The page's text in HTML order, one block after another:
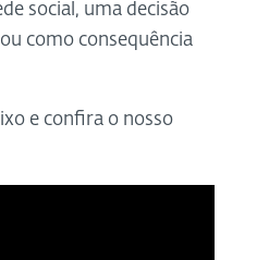
social, uma decisão
como consequência
e confira o nosso